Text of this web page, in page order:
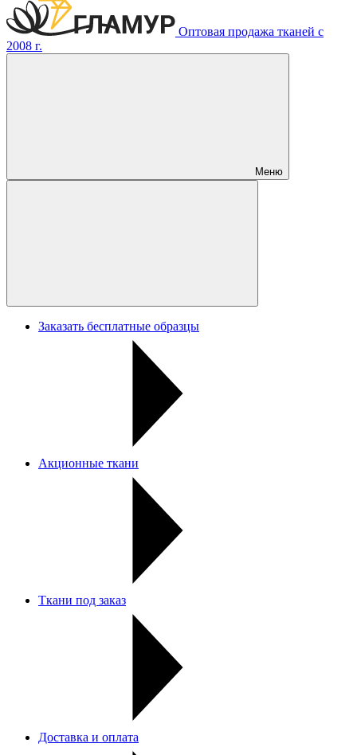
Оптовая продажа тканей с
2008 г.
Меню
Заказать бесплатные образцы
Акционные ткани
Ткани под заказ
Доставка и оплата